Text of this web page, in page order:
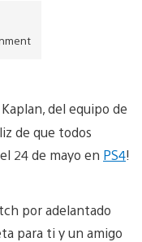
del equipo de
de que todos
24 de mayo en PS4!
por adelantado
para ti y un amigo